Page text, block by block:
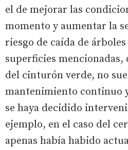
el de mejorar las
momento y aumentar la
riesgo de caída de
superficies
del cinturón verde, no
mantenimiento continuo
se haya decidido
ejemplo, en el caso del
apenas había habido